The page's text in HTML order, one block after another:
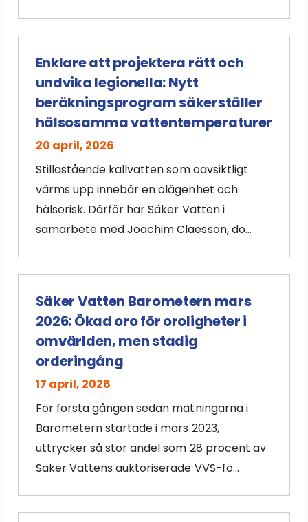
20 april, 2026
Enklare att projektera rätt och
undvika legionella: Nytt
beräkningsprogram säkerställer
hälsosamma vattentemperaturer
Stillastående kallvatten som oavsiktligt
värms upp innebär en olägenhet och
hälsorisk. Därför har Säker Vatten i
samarbete med Joachim Claesson, do...
17 april, 2026
Säker Vatten Barometern mars
2026: Ökad oro för oroligheter i
omvärlden, men stadig
orderingång
För första gången sedan mätningarna i
Barometern startade i mars 2023,
uttrycker så stor andel som 28 procent av
Säker Vattens auktoriserade VVS-fö...